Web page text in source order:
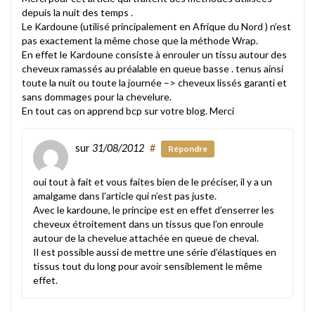
depuis la nuit des temps .
Le Kardoune (utilisé principalement en Afrique du Nord ) n’est
pas exactement la même chose que la méthode Wrap.
En effet le Kardoune consiste à enrouler un tissu autour des
cheveux ramassés au préalable en queue basse . tenus ainsi
toute la nuit ou toute la journée –> cheveux lissés garanti et
sans dommages pour la chevelure.
En tout cas on apprend bcp sur votre blog. Merci
sur31/08/2012 # Répondre
oui tout à fait et vous faites bien de le préciser, il y a un
amalgame dans l’article qui n’est pas juste.
Avec le kardoune, le principe est en effet d’enserrer les
cheveux étroitement dans un tissus que l’on enroule
autour de la chevelue attachée en queue de cheval.
Il est possible aussi de mettre une série d’élastiques en
tissus tout du long pour avoir sensiblement le même
effet.